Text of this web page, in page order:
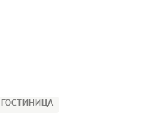
ГОСТИНИЦА